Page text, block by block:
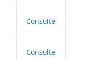
Consulte
Consulte